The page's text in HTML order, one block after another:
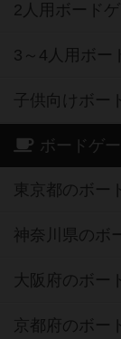
2人用ボード
3～4人用ボー
子供向けボー
ボードゲ
東京都のボー
神奈川県のボ
大阪府のボー
京都府のボー